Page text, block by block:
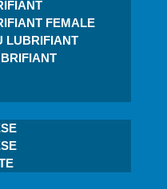
FEMALE
LUBRIFIANT